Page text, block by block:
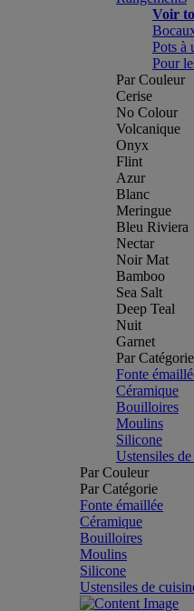
Voir
Pots à
Pour
Par Couleur
Cerise
No Colour
Volcanique
Onyx
Flint
Azur
Blanc
Meringue
Bleu Riviera
Nectar
Noir Mat
Bamboo
Sea Salt
Deep Teal
Nuit
Garnet
Par Catégorie
Fonte
Céramique
Bouilloires
Moulins
Silicone
Ustensiles
Par Couleur
Par Catégorie
Fonte émaillée
Céramique
Bouilloires
Moulins
Silicone
Ustensiles de